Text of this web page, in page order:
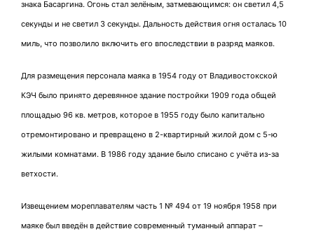
знака Басаргина. Огонь стал зелёным, затмевающимся: он светил 4,5
секунды и не светил 3 секунды. Дальность действия огня осталась 10
миль, что позволило включить его впоследствии в разряд маяков.
Для размещения персонала маяка в 1954 году от Владивостокской
КЭЧ было принято деревянное здание постройки 1909 года общей
площадью 96 кв. метров, которое в 1955 году было капитально
отремонтировано и превращено в 2-квартирный жилой дом с 5-ю
жилыми комнатами. В 1986 году здание было списано с учёта из-за
ветхости.
Извещением мореплавателям часть 1 № 494 от 19 ноября 1958 при
маяке был введён в действие современный туманный аппарат –